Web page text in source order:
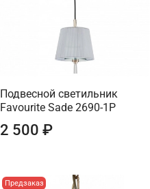
Подвесной светильник
Favourite Sade 2690-1P
2 500 ₽
Предзаказ